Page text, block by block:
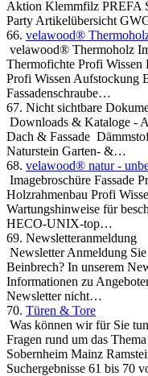
Aktion Klemmfilz PREFA
Party Artikelübersicht
66. velawood®
velawood® Thermoholz
Thermofichte Profi Wissen
Profi Wissen Aufstockung
Fassadenschraube…
67. Nicht sichtbare
Downloads & Kataloge -
Dach & Fassade
Naturstein Garten- &…
68. velawood® natur -
Imagebroschüre Fassade
Holzrahmenbau Profi
Wartungshinweise für
HECO-UNIX-top…
69. Newsletteranmeldung
Newsletter Anmeldung
Beinbrech? In unserem
Informationen zu
Newsletter nicht…
70. Türen & Tore
Was können wir für Sie
Fragen rund um das
Sobernheim Mainz
Suchergebnisse 61 bis 70